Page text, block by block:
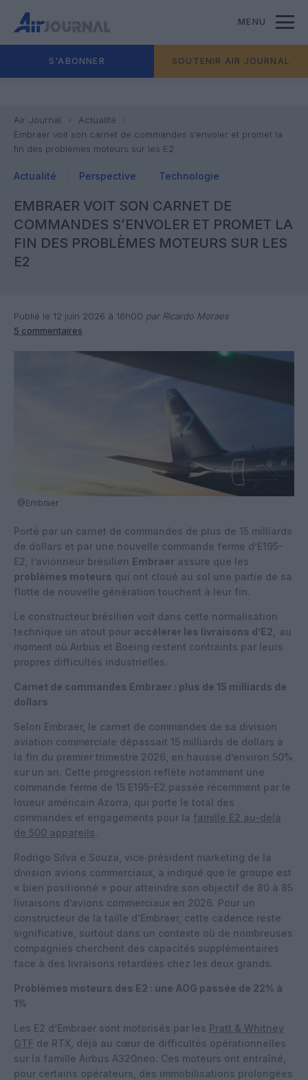
MENU
S'ABONNER SOUTENIR AIR JOURNAL
Air Journal
Actualité
Embraer voit son carnet de commandes s’envoler et promet la
fin des problèmes moteurs sur les E2
Actualité Perspective Technologie
EMBRAER VOIT SON CARNET DE
COMMANDES S’ENVOLER ET PROMET LA
FIN DES PROBLÈMES MOTEURS SUR LES
E2
Publié le 12 juin 2026 à 16h00 par Ricardo Moraes
5 commentaires
@Embraer
Porté par un carnet de commandes de plus de 15 milliards
de dollars et par une nouvelle commande ferme d’E195-
E2, l’avionneur brésilien Embraer assure que les
problèmes moteurs qui ont cloué au sol une partie de sa
flotte de nouvelle génération touchent à leur fin.
Le constructeur brésilien voit dans cette normalisation
technique un atout pour accélérer les livraisons d’E2,
au
moment où Airbus et Boeing restent contraints par leurs
propres difficultés industrielles.
Carnet de commandes Embraer : plus de 15 milliards de
dollars
Selon Embraer, le carnet de commandes de sa division
aviation commerciale dépassait 15 milliards de dollars à
la fin du premier trimestre 2026, en hausse d’environ 50%
sur un an. Cette progression reflète notamment une
commande ferme de 15 E195-E2 passée récemment par le
loueur américain Azorra, qui porte le total des
commandes et engagements pour la famille E2 au-delà
de 500 appareils.
Rodrigo Silva e Souza, vice‑président marketing de la
division avions commerciaux, a indiqué que le groupe est
« bien positionné » pour atteindre son objectif de 80 à 85
livraisons d’avions commerciaux en 2026. Pour un
constructeur de la taille d’Embraer, cette cadence reste
significative, surtout dans un contexte où de nombreuses
compagnies cherchent des capacités supplémentaires
face à des livraisons retardées chez les deux grands.
Problèmes moteurs des E2 : une AOG passée de 22% à
1%
Les E2 d’Embraer sont motorisés par les Pratt & Whitney
GTF de RTX, déjà au cœur de difficultés opérationnelles
sur la famille Airbus A320neo. Ces moteurs ont entraîné,
pour certains opérateurs, des immobilisations prolongées